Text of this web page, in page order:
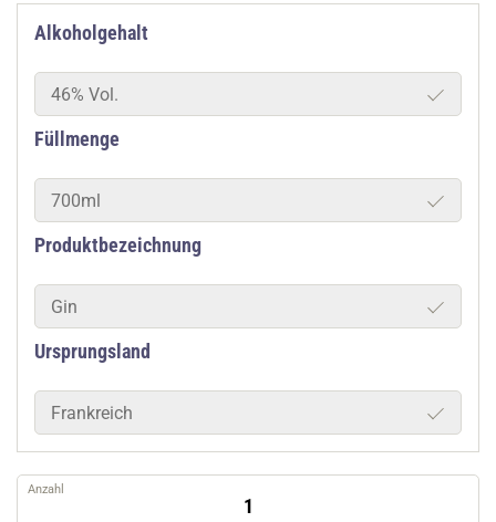
Alkoholgehalt
46% Vol.
Füllmenge
700ml
Produktbezeichnung
Gin
Ursprungsland
Frankreich
Anzahl